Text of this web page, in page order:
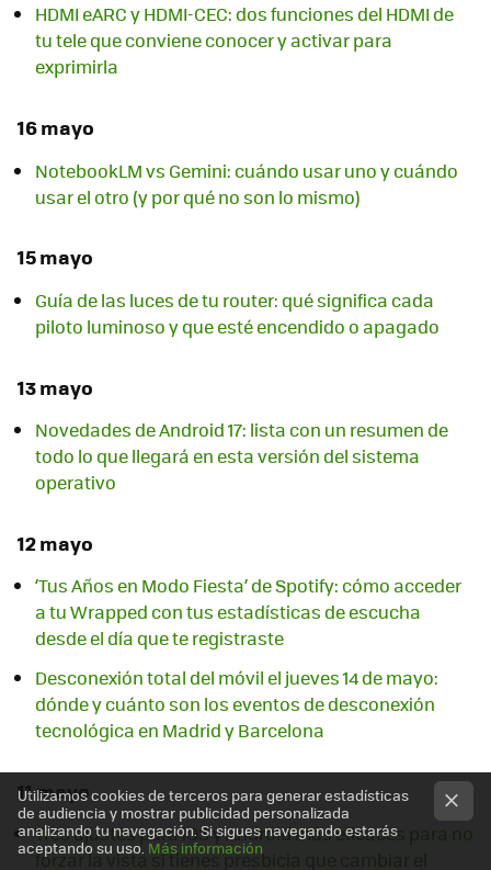
HDMI eARC y HDMI-CEC: dos funciones del HDMI de
tu tele que conviene conocer y activar para
exprimirla
16 mayo
NotebookLM vs Gemini: cuándo usar uno y cuándo
usar el otro (y por qué no son lo mismo)
15 mayo
Guía de las luces de tu router: qué significa cada
piloto luminoso y que esté encendido o apagado
13 mayo
Novedades de Android 17: lista con un resumen de
todo lo que llegará en esta versión del sistema
operativo
12 mayo
‘Tus Años en Modo Fiesta’ de Spotify: cómo acceder
a tu Wrapped con tus estadísticas de escucha
desde el día que te registraste
Desconexión total del móvil el jueves 14 de mayo:
dónde y cuánto son los eventos de desconexión
tecnológica en Madrid y Barcelona
11 mayo
Tres ajustes para iOS y Android más eficaces para no
forzar la vista si tienes presbicia que cambiar el
Utilizamos cookies de terceros para generar estadísticas
de audiencia y mostrar publicidad personalizada
analizando tu navegación. Si sigues navegando estarás
aceptando su uso.Más información